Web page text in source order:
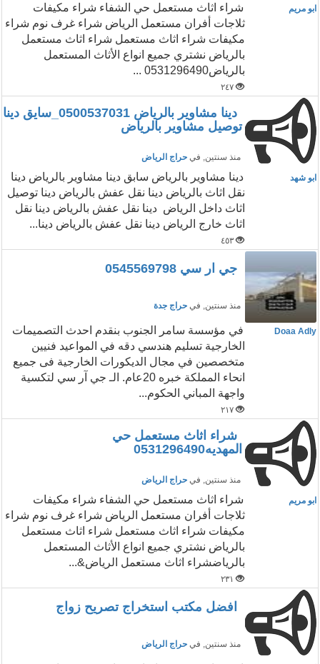
ابو مريم
شراء اثاث مستعمل حي الشفاء شراء مكيفات
ثلاجات أفران مستعمل الرياض شراء غرف نوم شراء
مكيفات شراء اثاث مستعمل شراء اثاث مستعمل
بالرياض نشتري جميع انواع الأثاث المستعمل
بالرياض0531296490 ...
٢٤٧
دينا مشاوير بالرياض 0500537031_سايق دينا
توصيل مشاوير بالرياض
منذ سنتين, في حراج الرياض
ابو شهد
دينا مشاوير بالرياض سابق دينا مشاوير بالرياض دينا
نقل اثاث بالرياض دينا نقل عفش بالرياض دينا توصيل
اثاث داخل الرياض دينا نقل عفش بالرياض دينا نقل
اثاث خارج الرياض دينا نقل عفش بالرياض دينا...
٤٥٣
جي ار سي 0545569798
منذ سنتين, في حراج جدة
Doaa Adly
في مؤسسة سامر الجنوب بنقدم احدث التصميمات
الخارجية تسليم هندسي دقه في المواعيد فنيين
متخصصين في مجال الديكورات الخارجية فى جميع
انحاء المملكة خبره 20عام. الـ جي آر سي لتكسية
واجهة المباني الحكوم...
٢١٧
شراء اثاث مستعمل حي
المهديه0531296490
منذ سنتين, في حراج الرياض
ابو مريم
شراء اثاث مستعمل حي الشفاء شراء مكيفات
ثلاجات أفران مستعمل الرياض شراء غرف نوم شراء
مكيفات شراء اثاث مستعمل شراء اثاث مستعمل
بالرياض نشتري جميع انواع الأثاث المستعمل
بالرياضشراء اثاث مستعمل الرياض&...
٢٣١
افضل مكتب استخراج تصريح زواج
منذ سنتين, في حراج الرياض